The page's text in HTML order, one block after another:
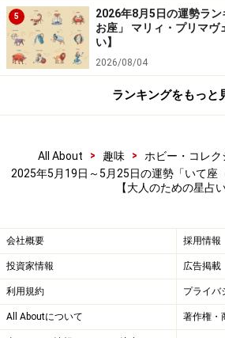
5
2026年8月5日の運勢ラ
お座」 マリィ・プリマヴ
い】
2026/08/04
ランキングをもっと
All About > 趣味 > ホビー・コレク
2025年5月19日～5月25日の運勢「いて座
【大人のための星占い
会社概要 採用情報
投資家情報 広告掲載
利用規約 プライバ
All Aboutについて 著作権・